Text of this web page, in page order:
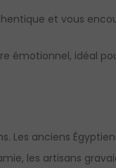
et vous
émotionnel, idéal
Les anciens
les artisans